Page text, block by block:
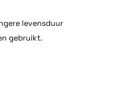
levensduur
gebruikt.